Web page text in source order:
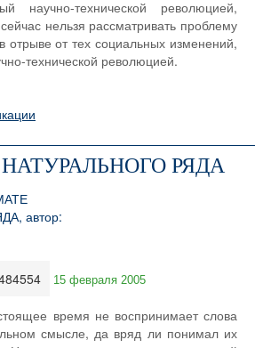
научно-технической революцией,
нельзя рассматривать проблему
отрыве от тех социальных изменений,
технической революцией.
РЯДА
15 февраля 2005
время не воспринимает слова
смысле, да вряд ли понимал их